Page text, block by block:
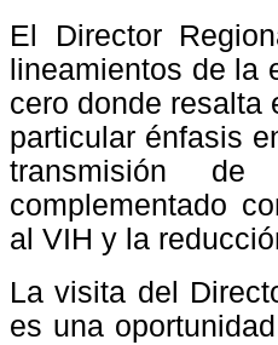
El Director
lineamientos de la
cero donde resalta
particular énfasis
transmisión
complementado
al VIH y la
La visita del
es una